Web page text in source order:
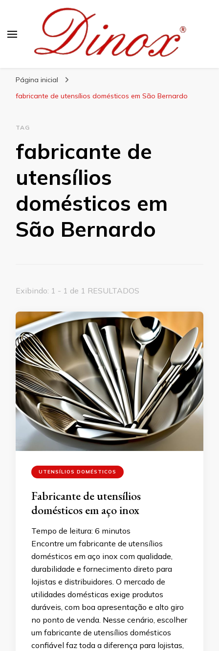
Página inicial
fabricante de utensílios domésticos em São Bernardo
TAG
fabricante de
utensílios
domésticos em
São Bernardo
Exibindo: 1 - 1 de 1 RESULTADOS
UTENSÍLIOS DOMÉSTICOS
Fabricante de utensílios
domésticos em aço inox
Tempo de leitura: 6 minutos
Encontre um fabricante de utensílios
domésticos em aço inox com qualidade,
durabilidade e fornecimento direto para
lojistas e distribuidores. O mercado de
utilidades domésticas exige produtos
duráveis, com boa apresentação e alto giro
no ponto de venda. Nesse cenário, escolher
um fabricante de utensílios domésticos
confiável faz toda a diferença para lojistas,